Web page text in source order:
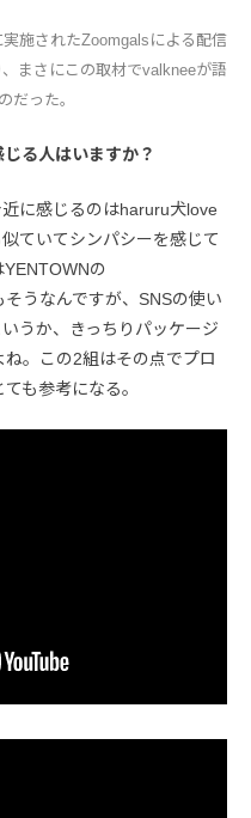
施されたZoomgalsによる配信
まさにこの取材でvalkneeが語
だった。
る人はいますか？
に感じるのはharuru犬love
ていてシンパシーを感じて
の
うなんですが、SNSの使い
うか、きっちりパッケージ
。この2組はその点でプロ
も参考になる。